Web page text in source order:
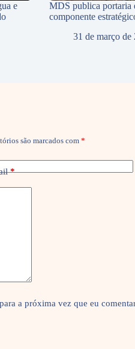
e
MDS publica portaria
componente
31 de março de
são marcados com *
*
a próxima vez que eu